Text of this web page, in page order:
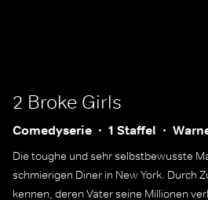
2 Broke Girls
Comedyserie 1 Staffel
Die toughe und sehr selbstbewusste
schmierigen Diner in New York. Durch
kennen, deren Vater seine Millionen